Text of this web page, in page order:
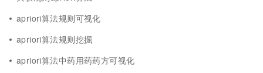
apriori算法规则可视化
apriori算法规则挖掘
apriori算法中药用药药方可视化